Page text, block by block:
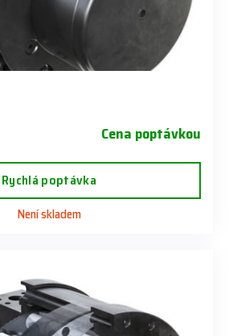
Cena poptávkou
Rychlá poptávka
Není skladem